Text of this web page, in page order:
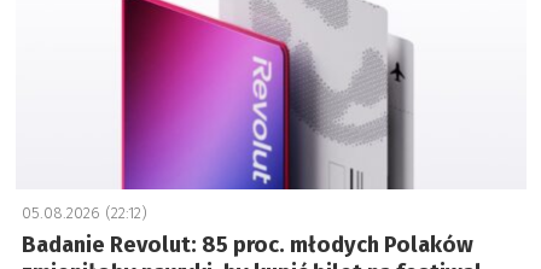
05.08.2026 (22:12)
Badanie Revolut: 85 proc. młodych Polaków